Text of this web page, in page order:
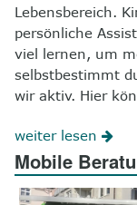
Lebensbereich.
persönliche
viel lernen, um
selbstbestimmt
wir aktiv. Hier
weiter lesen
Mobile